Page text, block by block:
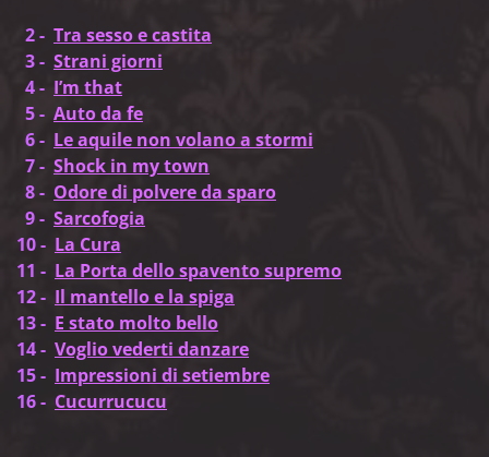
2 - Tra sesso e castita
3 - Strani giorni
4 - I’m that
5 - Auto da fe
6 - Le aquile non volano a stormi
7 - Shock in my town
8 - Odore di polvere da sparo
9 - Sarcofogia
10 - La Cura
11 - La Porta dello spavento supremo
12 - Il mantello e la spiga
13 - E stato molto bello
14 - Voglio vederti danzare
15 - Impressioni di setiembre
16 - Cucurrucucu